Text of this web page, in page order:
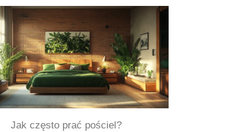
Jak często prać pościel?